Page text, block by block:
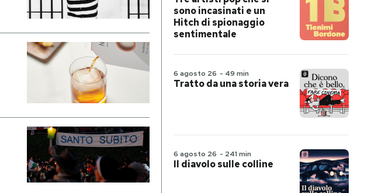
sono incasinati e un
Hitch di spionaggio
sentimentale
6 agosto 26 - 49 min
Tratto da una storia vera
6 agosto 26 - 241 min
Il diavolo sulle colline